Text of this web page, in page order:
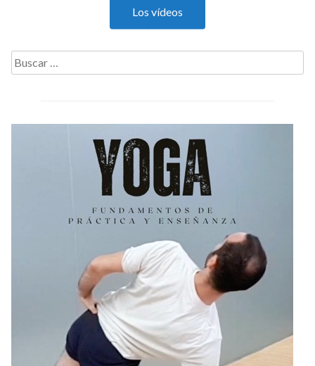
Los vídeos
Buscar: